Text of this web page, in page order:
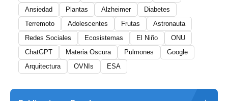
Ansiedad
Plantas Alzheimer
Diabetes
Terremoto
Adolescentes Frutas
Astronauta
Redes Sociales
Ecosistemas El Niño
ONU
ChatGPT
Materia Oscura Pulmones
Google
Arquitectura
OVNIs ESA